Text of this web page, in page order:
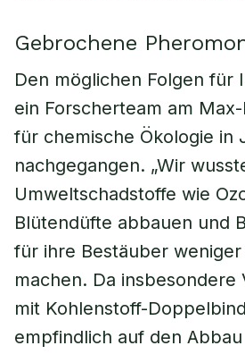
Gebrochene
Den möglichen Folgen für
ein Forscherteam am
für chemische Ökologie in
nachgegangen. „Wir
Umweltschadstoffe wie
Blütendüfte abbauen und
für ihre Bestäuber
machen. Da insbesondere
mit Kohlenstoff-
empfindlich auf den